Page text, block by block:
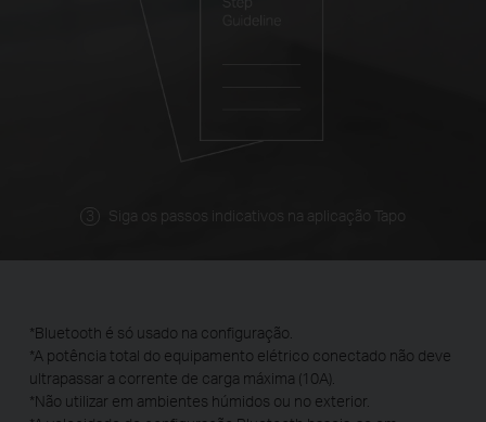
Siga os passos indicativos na aplicação Tapo
*Bluetooth é só usado na configuração.
*A potência total do equipamento elétrico conectado não deve
ultrapassar a corrente de carga máxima (10A).
*Não utilizar em ambientes húmidos ou no exterior.